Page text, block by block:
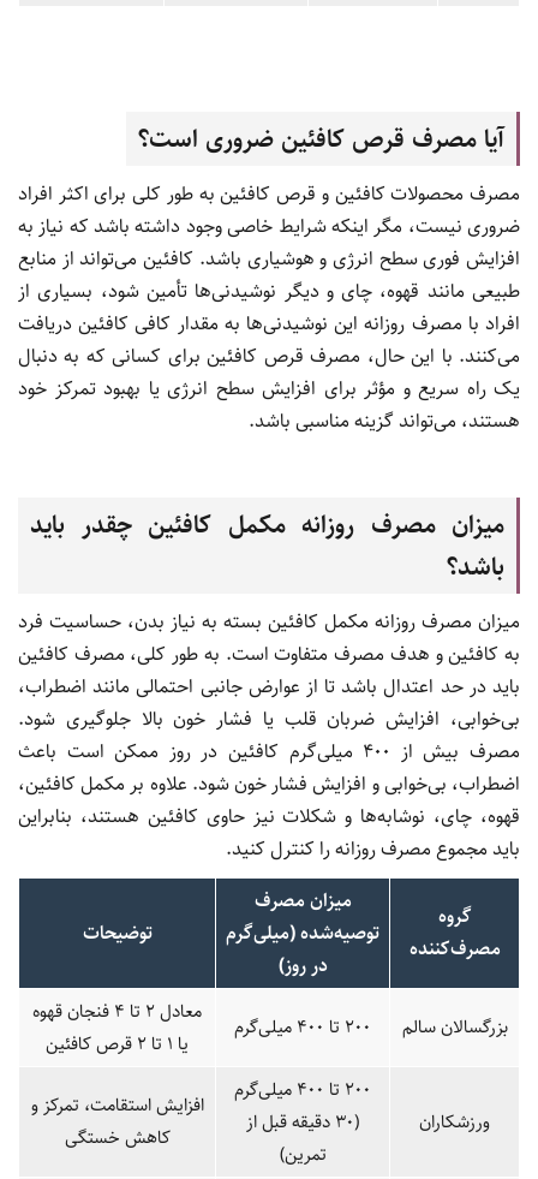
آیا مصرف قرص کافئین ضروری است؟
مصرف محصولات کافئین و قرص کافئین به طور کلی برای اکثر افراد
ضروری نیست، مگر اینکه شرایط خاصی وجود داشته باشد که نیاز به
افزایش فوری سطح انرژی و هوشیاری باشد. کافئین می‌تواند از منابع
طبیعی مانند قهوه، چای و دیگر نوشیدنی‌ها تأمین شود، بسیاری از
افراد با مصرف روزانه این نوشیدنی‌ها به مقدار کافی کافئین دریافت
می‌کنند. با این حال، مصرف قرص کافئین برای کسانی که به دنبال
یک راه سریع و مؤثر برای افزایش سطح انرژی یا بهبود تمرکز خود
هستند، می‌تواند گزینه مناسبی باشد.
میزان مصرف روزانه مکمل کافئین چقدر باید
باشد؟
میزان مصرف روزانه مکمل کافئین بسته به نیاز بدن، حساسیت فرد
به کافئین و هدف مصرف متفاوت است. به طور کلی، مصرف کافئین
باید در حد اعتدال باشد تا از عوارض جانبی احتمالی مانند اضطراب،
بی‌خوابی، افزایش ضربان قلب یا فشار خون بالا جلوگیری شود.
مصرف بیش از 400 میلی‌گرم کافئین در روز ممکن است باعث
اضطراب، بی‌خوابی و افزایش فشار خون شود. علاوه بر مکمل کافئین،
قهوه، چای، نوشابه‌ها و شکلات نیز حاوی کافئین هستند، بنابراین
باید مجموع مصرف روزانه را کنترل کنید.
گروه
مصرف‌کننده
میزان مصرف
توصیه‌شده (میلی‌گرم
در روز)
توضیحات
بزرگسالان سالم 200 تا 400 میلی‌گرم
معادل 2 تا 4 فنجان قهوه
یا 1 تا 2 قرص کافئین
ورزشکاران
200 تا 400 میلی‌گرم
(30 دقیقه قبل از
تمرین)
افزایش استقامت، تمرکز و
کاهش خستگی